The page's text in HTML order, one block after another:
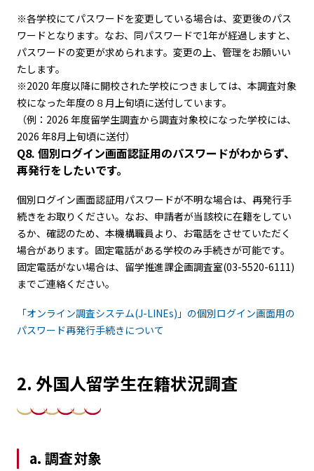
※各学校にてパスワードを変更している場合は、変更後のパス
ワードとなります。なお、同パスワードで1年が経過しますと、
パスワードの変更が求められます。変更の上、管理をお願いい
たします。
※2020 年度以降に開校された学校につきましては、本調査対象
校になった年度の８月上旬頃に送付しています。
（例：2026 年度留学生調査から調査対象校になった学校には、
2026 年8月上旬頃に送付）
Q8. 個別ログイン画面認証用のパスワードがわからず、
再発行をしたいです。
個別ログイン画面認証用パスワードが不明な場合は、再発行手
続きをお取りください。なお、申請者が当該校に在籍をしてい
るか、確認のため、本機構職員より、お電話をさせていただく
場合があります。固定電話がある学校のみ手続きが可能です。
固定電話がない場合は、留学推進課企画調査室(03-5520-6111)
までご連絡ください。
「オンライン調査システム(J-LINEs)」の個別ログイン画面用の
パスワード再発行手続きについて
2. 外国人留学生在籍状況調査
a. 調査対象